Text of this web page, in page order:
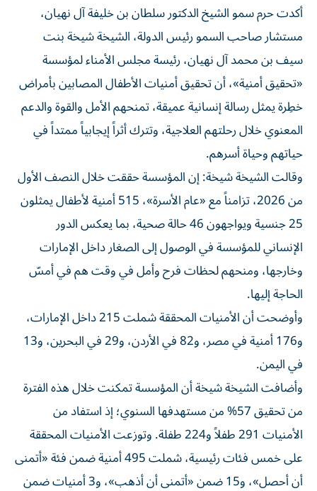
أكدت حرم سمو الشيخ الدكتور سلطان بن خليفة آل نهيان،
مستشار صاحب السمو رئيس الدولة، الشيخة شيخة بنت
سيف بن محمد آل نهيان، رئيسة مجلس الأمناء لمؤسسة
«تحقيق أمنية»، أن تحقيق أمنيات الأطفال المصابين بأمراض
خطِرة يمثل رسالة إنسانية عميقة، تمنحهم الأمل والقوة والدعم
المعنوي خلال رحلتهم العلاجية، وتترك أثراً إيجابياً ممتداً في
حياتهم وحياة أسرهم.
وقالت الشيخة شيخة: إن المؤسسة حققت خلال النصف الأول
من 2026، تزامناً مع «عام الأسرة»، 515 أمنية لأطفال يمثلون
25 جنسية ويواجهون 46 حالة صحية، بما يعكس الدور
الإنساني للمؤسسة في الوصول إلى الصغار داخل الإمارات
وخارجها، ومنحهم لحظات فرح وأمل في وقت هم في أمسّ
الحاجة إليها.
وأوضحت أن الأمنيات المحققة شملت 215 داخل الإمارات،
و176 أمنية في مصر، و82 في الأردن، و29 في البحرين، و13
في اليمن.
وأضافت الشيخة شيخة أن المؤسسة تمكنت خلال هذه الفترة
من تحقيق 57% من مستهدفها السنوي؛ إذ استفاد من
الأمنيات 291 طفلاً و224 طفلة. وتوزعت الأمنيات المحققة
على خمس فئات رئيسية، شملت 495 أمنية ضمن فئة «أتمنى
أن أحصل»، و15 ضمن «أتمنى أن أذهب»، و3 أمنيات ضمن